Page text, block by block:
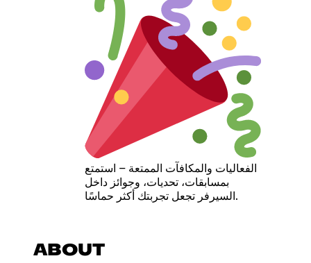
الفعاليات والمكافآت الممتعة – استمتع
بمسابقات، تحديات، وجوائز داخل
السيرفر تجعل تجربتك أكثر حماسًا.
ABOUT